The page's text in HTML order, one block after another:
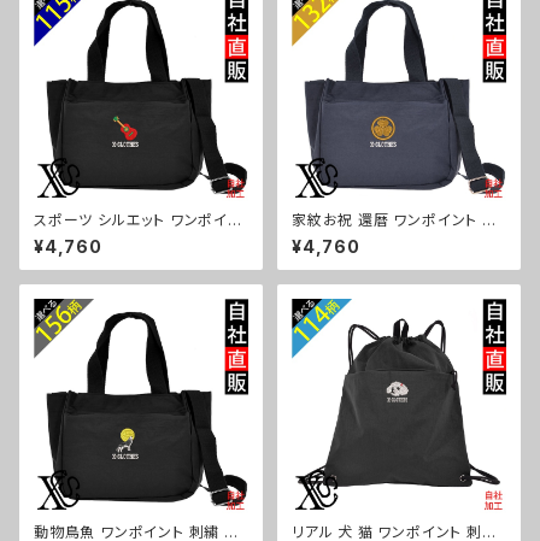
a-bg181-b10-s
a-bg181-b09-s
スポーツ シルエット ワンポイン
ト 刺繍トート ショルダーバッグ
カジュアル 軽量 レディース メン
ズ 雑貨 グッズ 自社ブランド 柄
バスケ テニス 和太鼓 大相撲 or
i-a-bg181-b08-s
¥4,760
家紋お祝 還暦 ワンポイント 刺
繍トート ショルダーバッグ カジ
ュアル 軽量 レディース メンズ
雑貨 グッズ 自社ブランド 柄 丸
木瓜 蔦 桐 ロゴ スカル ori-a-b
g181-b07-s
¥4,760
動物鳥魚 ワンポイント 刺繍 ト
リアル 犬 猫 ワンポイント 刺繍